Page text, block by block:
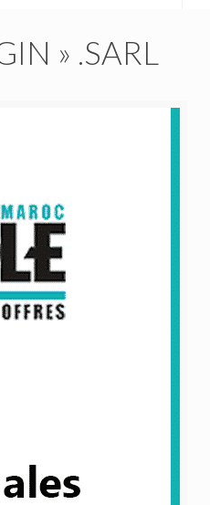
» .SARL